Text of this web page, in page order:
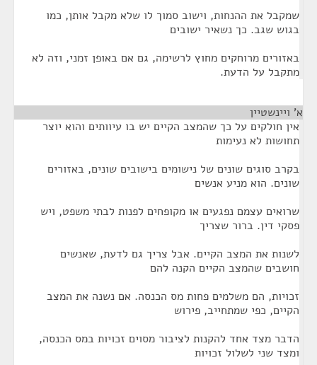
שמקבל את ההנחות, וישוב סמוך לו שלא מקבל אותן, כמו
בגוש שגב. כך נשאיר ישובים
באזורים מרוחקים מחוץ לרשימה, גם אם באופן זמני, וזה לא
מתקבל על הדעת.
א' ויינשטיין
אין חולקים על כך שהמצב הקיים יש בו עיוותים והוא יוצר
תחושות לא נעימות
בקרב סוגים שונים של נישומים בישובים שונים, באזורים
שונים. הוא מניע אנשים
שרואים עצמם נפגעים או מקופחים לפנות לבתי משפט, ויש
פסקי דין. ברור שצריך
לשנות את המצב הקיים. אבל צריך גם לדעת, שאנשים
חושבים שהמצב הקיים הקנה להם
זכויות, הם משלמים פחות מס הכנסה. אם נשנה את המצב
הקיים, כפי שמתחייב, פירוש
הדבר מצד אחד להקנות לציבור מסוים זכויות במס הכנסה,
ומצד שני לשלול זכויות